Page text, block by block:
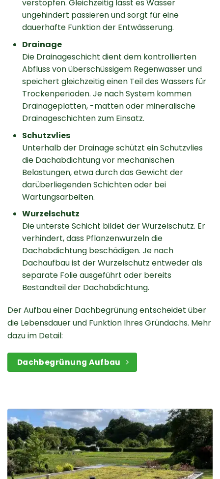
verstopfen. Gleichzeitig lässt es Wasser
ungehindert passieren und sorgt für eine
dauerhafte Funktion der Entwässerung.
Drainage
Die Drainageschicht dient dem kontrollierten
Abfluss von überschüssigem Regenwasser und
speichert gleichzeitig einen Teil des Wassers für
Trockenperioden. Je nach System kommen
Drainageplatten, -matten oder mineralische
Drainageschichten zum Einsatz.
Schutzvlies
Unterhalb der Drainage schützt ein Schutzvlies
die Dachabdichtung vor mechanischen
Belastungen, etwa durch das Gewicht der
darüberliegenden Schichten oder bei
Wartungsarbeiten.
Wurzelschutz
Die unterste Schicht bildet der Wurzelschutz. Er
verhindert, dass Pflanzenwurzeln die
Dachabdichtung beschädigen. Je nach
Dachaufbau ist der Wurzelschutz entweder als
separate Folie ausgeführt oder bereits
Bestandteil der Dachabdichtung.
Der Aufbau einer Dachbegrünung entscheidet über
die Lebensdauer und Funktion Ihres Gründachs. Mehr
dazu im Detail:
Dachbegrünung Aufbau